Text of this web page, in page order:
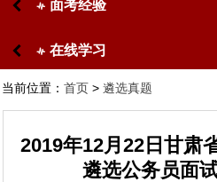
󰋙 面考经验
󰋙 在线学习
当前位置： 首页> 遴选真题
2019年12月22日甘肃
遴选公务员面